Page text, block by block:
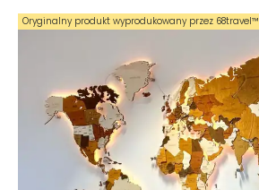
Oryginalny produkt wyprodukowany przez 68travel™️